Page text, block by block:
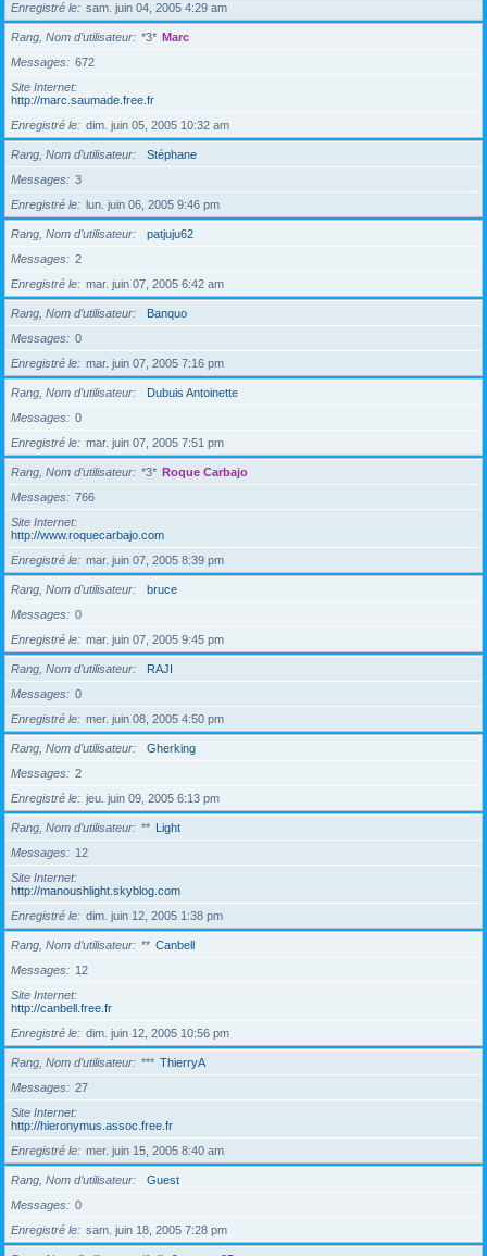
Enregistré le
sam. juin 04, 2005 4:29 am
Rang, Nom d’utilisateur *3* Marc
Messages
672
Site Internet
http://marc.saumade.free.fr
Enregistré le
dim. juin 05, 2005 10:32 am
Rang, Nom d’utilisateur
Stéphane
Messages
3
Enregistré le
lun. juin 06, 2005 9:46 pm
Rang, Nom d’utilisateur
patjuju62
Messages
2
Enregistré le
mar. juin 07, 2005 6:42 am
Rang, Nom d’utilisateur
Banquo
Messages
0
Enregistré le
mar. juin 07, 2005 7:16 pm
Rang, Nom d’utilisateur
Dubuis Antoinette
Messages
0
Enregistré le
mar. juin 07, 2005 7:51 pm
Rang, Nom d’utilisateur *3* Roque Carbajo
Messages
766
Site Internet
http://www.roquecarbajo.com
Enregistré le
mar. juin 07, 2005 8:39 pm
Rang, Nom d’utilisateur
bruce
Messages
0
Enregistré le
mar. juin 07, 2005 9:45 pm
Rang, Nom d’utilisateur
RAJI
Messages
0
Enregistré le
mer. juin 08, 2005 4:50 pm
Rang, Nom d’utilisateur
Gherking
Messages
2
Enregistré le
jeu. juin 09, 2005 6:13 pm
Rang, Nom d’utilisateur ** Light
Messages
12
Site Internet
http://manoushlight.skyblog.com
Enregistré le
dim. juin 12, 2005 1:38 pm
Rang, Nom d’utilisateur ** Canbell
Messages
12
Site Internet
http://canbell.free.fr
Enregistré le
dim. juin 12, 2005 10:56 pm
Rang, Nom d’utilisateur *** ThierryA
Messages
27
Site Internet
http://hieronymus.assoc.free.fr
Enregistré le
mer. juin 15, 2005 8:40 am
Rang, Nom d’utilisateur
Guest
Messages
0
Enregistré le
sam. juin 18, 2005 7:28 pm